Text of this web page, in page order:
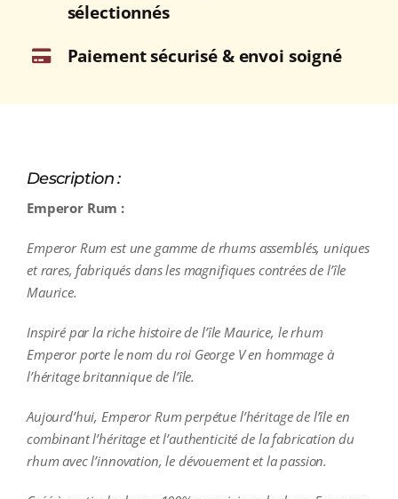
sélectionnés
Paiement sécurisé & envoi soigné
Description :
Emperor Rum :
Emperor Rum est une gamme de rhums assemblés, uniques
et rares, fabriqués dans les magnifiques contrées de l’île
Maurice.
Inspiré par la riche histoire de l’île Maurice, le rhum
Emperor porte le nom du roi George V en hommage à
l’héritage britannique de l’île.
Aujourd’hui, Emperor Rum perpétue l’héritage de l’île en
combinant l’héritage et l’authenticité de la fabrication du
rhum avec l’innovation, le dévouement et la passion.